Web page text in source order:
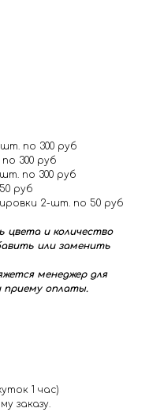
по 300 руб
300 руб
по 300 руб
руб
2-шт. по 50 руб
цвета и количество
или заменить
менеджер для
приему оплаты.
1 час)
заказу.